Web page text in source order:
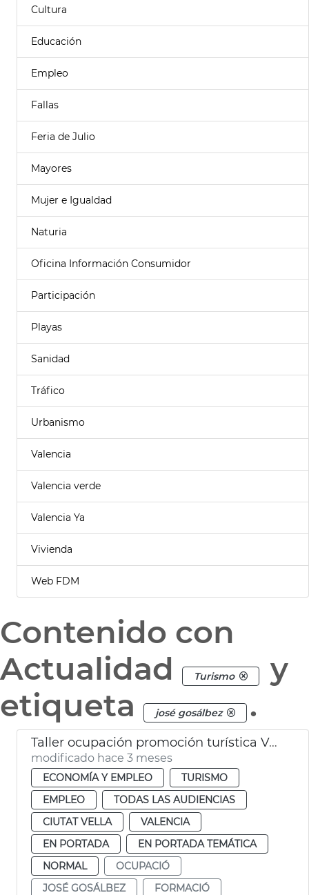
Cultura
Educación
Empleo
Fallas
Feria de Julio
Mayores
Mujer e Igualdad
Naturia
Oficina Información Consumidor
Participación
Playas
Sanidad
Tráfico
Urbanismo
Valencia
Valencia verde
Valencia Ya
Vivienda
Web FDM
Contenido con
Actualidad
Turismo
y
etiqueta
josé gosálbez .
Taller ocupación promoción turística València
modificado hace 3 meses
ECONOMÍA Y EMPLEO
TURISMO
EMPLEO
TODAS LAS AUDIENCIAS
CIUTAT VELLA
VALENCIA
EN PORTADA
EN PORTADA TEMÁTICA
NORMAL
OCUPACIÓ
JOSÉ GOSÁLBEZ
FORMACIÓ